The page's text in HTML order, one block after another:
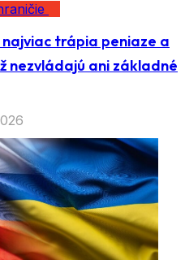
najviac trápia peniaze a
nezvládajú ani základné